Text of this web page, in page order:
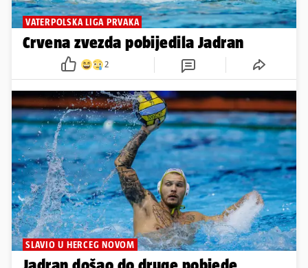
VATERPOLSKA LIGA PRVAKA
Crvena zvezda pobijedila Jadran
2
SLAVIO U HERCEG NOVOM